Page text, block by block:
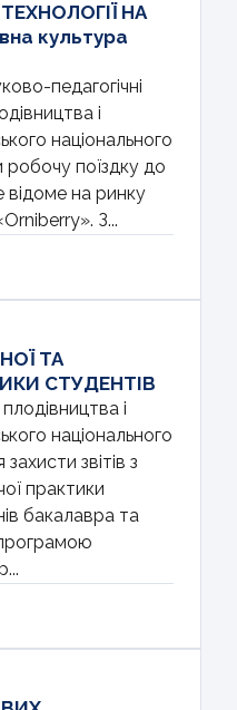
НА
культура
педагогічні
і
національного
робочу поїздку до
на ринку
З...
ТА
СТУДЕНТІВ
і
національного
звітів з
практики
бакалавра та